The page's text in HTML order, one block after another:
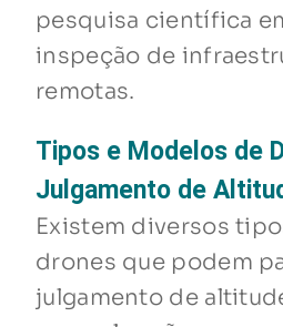
pesquisa científica
inspeção de
remotas.
Tipos e Modelos de
Julgamento de
Existem diversos
drones que podem
julgamento de